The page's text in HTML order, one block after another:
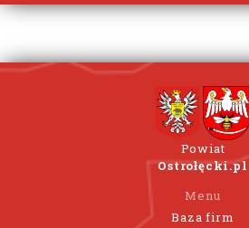
Powiat
Ostrołęcki.pl
Menu
Baza firm